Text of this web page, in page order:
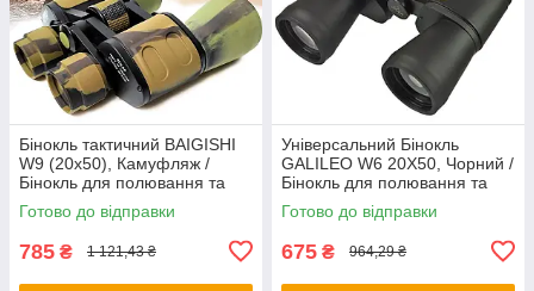
Бінокль тактичний BAIGISHI
W9 (20x50), Камуфляж /
Бінокль для полювання та
походів з чохлом
Готово до відправки
785 ₴ 1 121,43 ₴
Універсальний Бінокль
GALILEO W6 20X50, Чорний /
Бінокль для полювання та
риболовлі
Готово до відправки
675 ₴ 964,29 ₴